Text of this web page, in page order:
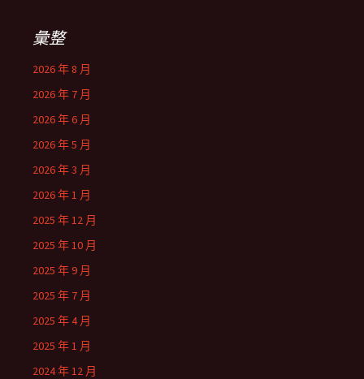
彙整
2026 年 8 月
2026 年 7 月
2026 年 6 月
2026 年 5 月
2026 年 3 月
2026 年 1 月
2025 年 12 月
2025 年 10 月
2025 年 9 月
2025 年 7 月
2025 年 4 月
2025 年 1 月
2024 年 12 月